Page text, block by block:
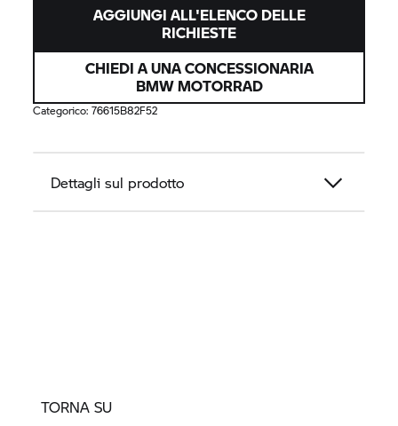
AGGIUNGI ALL'ELENCO DELLE
RICHIESTE
CHIEDI A UNA CONCESSIONARIA
BMW MOTORRAD
Categorico:76615B82F52
Dettagli sul prodotto
TORNA SU